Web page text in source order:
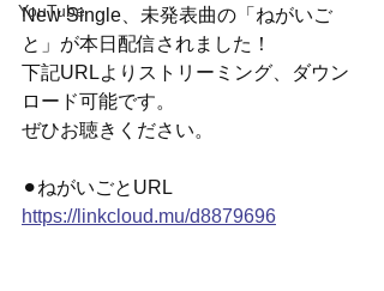
YouTube
New Single、未発表曲の「ねがいご
と」が本日配信されました！
下記URLよりストリーミング、ダウン
ロード可能です。
ぜひお聴きください。
⚫︎ねがいごとURL
https://linkcloud.mu/d8879696